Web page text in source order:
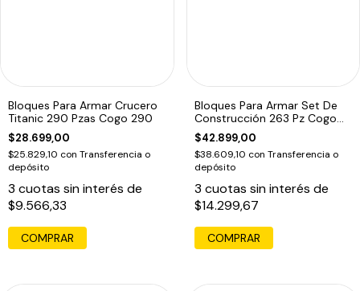
Bloques Para Armar Crucero
Titanic 290 Pzas Cogo 290
$28.699,00
$25.829,10 con Transferencia o
depósito
3 cuotas sin interés de
$9.566,33
Bloques Para Armar Set De
Construcción 263 Pz Cogo
263
$42.899,00
$38.609,10 con Transferencia o
depósito
3 cuotas sin interés de
$14.299,67